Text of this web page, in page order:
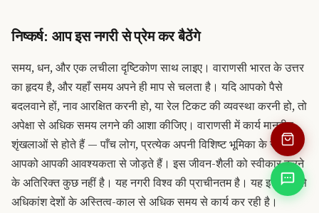
निष्कर्ष: आप इस नगरी से प्रेम कर बैठेंगे
समय, धन, और एक लचीला दृष्टिकोण साथ लाइए। वाराणसी भारत के उत्तर
का हृदय है, और यहाँ समय अपने ही माप से चलता है। यदि आपको पैसे
बदलवाने हों, नाव आरक्षित करनी हो, या रेल टिकट की व्यवस्था करनी हो, तो
अपेक्षा से अधिक समय लगने की आशा कीजिए। वाराणसी में कार्य मानवीय
शृंखलाओं से होते हैं — पाँच लोग, प्रत्येक अपनी विशिष्ट भूमिका के साथ,
आपको आपकी आवश्यकता से जोड़ते हैं। इस जीवन-शैली को स्वीकार करने
के अतिरिक्त कुछ नहीं है। यह नगरी विश्व की प्राचीनतम है। यह इसी ढंग से
अधिकांश देशों के अस्तित्व-काल से अधिक समय से कार्य कर रही है।